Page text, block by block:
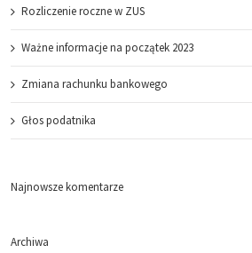
Rozliczenie roczne w ZUS
Ważne informacje na początek 2023
Zmiana rachunku bankowego
Głos podatnika
Najnowsze komentarze
Archiwa